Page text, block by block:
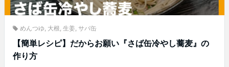
めんつゆ, 大根, 生姜, サバ缶
【簡単レシピ】だからお願い『さば缶冷やし蕎麦』の
作り方